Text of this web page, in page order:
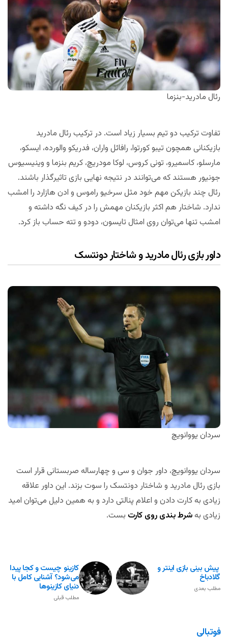
رئال مادرید-بنزما
تفاوت ترکیب دو تیم بسیار زیاد است. در ترکیب رئال مادرید
بازیکنانی همچون تیبو کورتوا، رافائل واران، فدریکو والورده، ایسکو،
مارسلو، کاسمیرو، تونی کروس، لوکا مودریچ، کریم بنزما و وینیسیوس
جونیور هستند که می‌توانند در نتیجه نهایی بازی تاثیرگذار باشند.
رئال چند بازیکن مهم خود مثل سرخیو راموس و ادن هازارد را امشب
ندارد. شاختار هم اکثر بازیکنان مهمش را در کیف نگه داشته و
امشب تنها می‌توان روی امثال تایسون، دودو و تته حساب باز کرد.
داور بازی رئال مادرید و شاختار دونتسک
سردان یووانویچ
سردان یووانویچ، داور جوان و سی و چهارساله صربستانی قرار است
بازی رئال مادرید و شاختار دونتسک را سوت بزند. این داور علاقه
زیادی به کارت دادن و اعلام پنالتی دارد و به همین دلیل می‌توان امید
زیادی بهشرط بندی روی کارت بست.
کازینو چیست و کجا پیدا
می‌شود؟ آشنایی کامل با
دنیای کازینوها
مطلب قبلی
پیش بینی بازی اینتر و
گلادباخ
مطلب بعدی
فوتبالی